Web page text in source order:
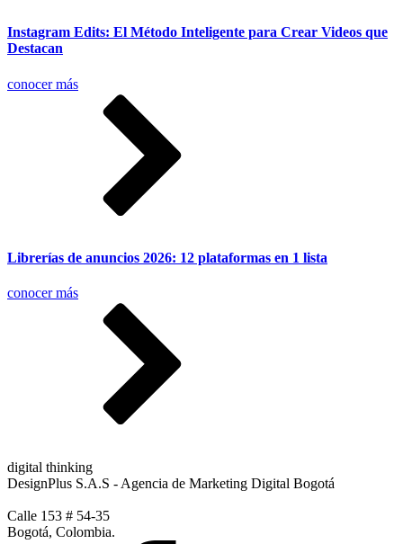
Instagram Edits: El Método Inteligente para Crear Videos que
Destacan
conocer más
Librerías de anuncios 2026: 12 plataformas en 1 lista
conocer más
digital thinking
DesignPlus S.A.S - Agencia de Marketing Digital Bogotá
Calle 153 # 54-35
Bogotá, Colombia.